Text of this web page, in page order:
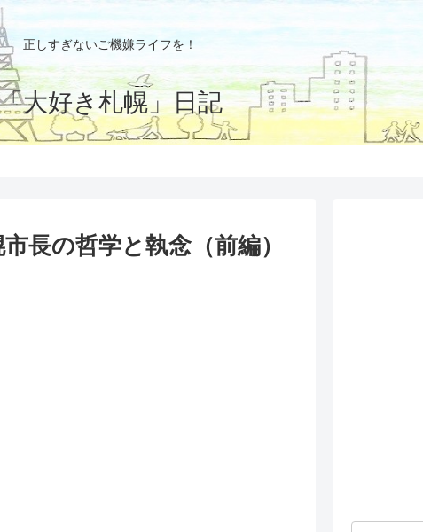
正しすぎないご機嫌ライフを！
大好き札幌」日記
長の哲学と執念（前編）